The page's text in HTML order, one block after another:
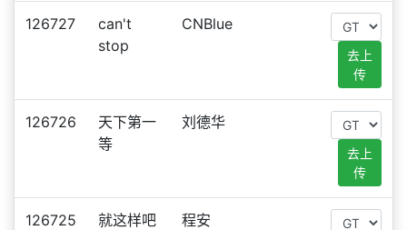
126727
can't
stop
CNBlue
去上
传
126726
天下第一
等
刘德华
去上
传
126725 就这样吧 程安